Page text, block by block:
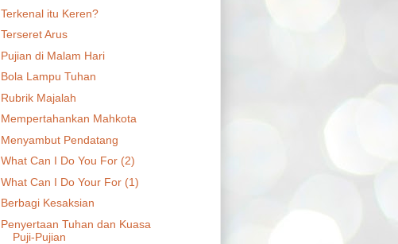
Terkenal itu Keren?
Terseret Arus
Pujian di Malam Hari
Bola Lampu Tuhan
Rubrik Majalah
Mempertahankan Mahkota
Menyambut Pendatang
What Can I Do You For (2)
What Can I Do Your For (1)
Berbagi Kesaksian
Penyertaan Tuhan dan Kuasa
Puji-Pujian